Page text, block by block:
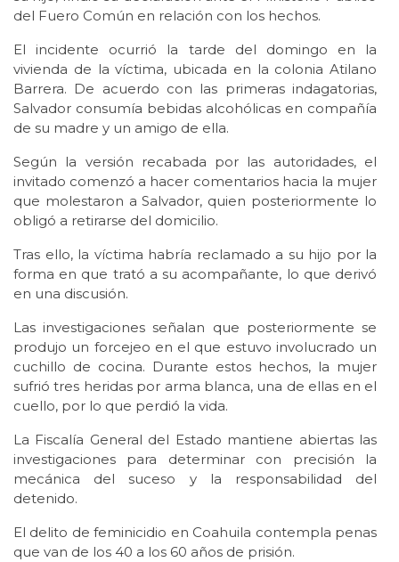
del Fuero Común en relación con los hechos.
El incidente ocurrió la tarde del domingo en la
vivienda de la víctima, ubicada en la colonia Atilano
Barrera. De acuerdo con las primeras indagatorias,
Salvador consumía bebidas alcohólicas en compañía
de su madre y un amigo de ella.
Según la versión recabada por las autoridades, el
invitado comenzó a hacer comentarios hacia la mujer
que molestaron a Salvador, quien posteriormente lo
obligó a retirarse del domicilio.
Tras ello, la víctima habría reclamado a su hijo por la
forma en que trató a su acompañante, lo que derivó
en una discusión.
Las investigaciones señalan que posteriormente se
produjo un forcejeo en el que estuvo involucrado un
cuchillo de cocina. Durante estos hechos, la mujer
sufrió tres heridas por arma blanca, una de ellas en el
cuello, por lo que perdió la vida.
La Fiscalía General del Estado mantiene abiertas las
investigaciones para determinar con precisión la
mecánica del suceso y la responsabilidad del
detenido.
El delito de feminicidio en Coahuila contempla penas
que van de los 40 a los 60 años de prisión.